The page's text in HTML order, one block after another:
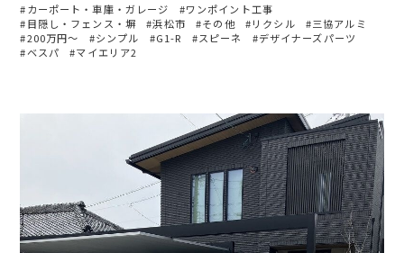
カーポート・車庫・ガレージ
ワンポイント工事
目隠し・フェンス・塀
浜松市 その他 リクシル
三協アルミ
200万円〜
シンプル G1-R スピーネ
デザイナーズパーツ
ベスパ
マイエリア2